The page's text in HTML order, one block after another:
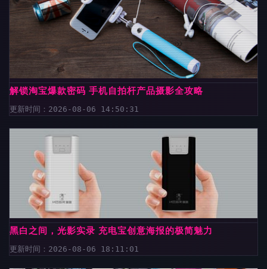
解锁淘宝爆款密码 手机自拍杆产品摄影全攻略
更新时间：2026-08-06 14:50:31
黑白之间，光影实录 充电宝创意海报的极简魅力
更新时间：2026-08-06 18:11:01